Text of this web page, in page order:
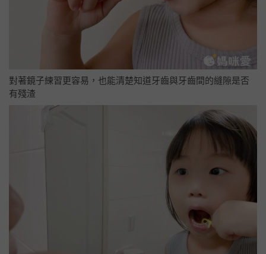
對著鏡子練習更容易，也能清楚知道牙齒與牙齒間的縫隙是否
有殘渣